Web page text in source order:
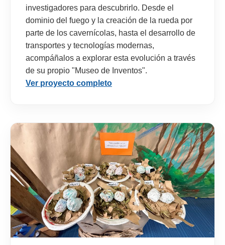
investigadores para descubrirlo. Desde el
dominio del fuego y la creación de la rueda por
parte de los cavernícolas, hasta el desarrollo de
transportes y tecnologías modernas,
acompáñalos a explorar esta evolución a través
de su propio "Museo de Inventos".
Ver proyecto completo